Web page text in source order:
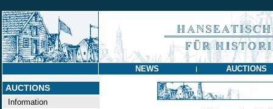
NEWS | AUCTIONS
AUCTIONS
Information